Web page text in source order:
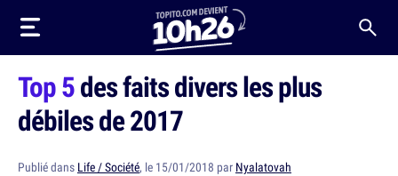
Top 5des faits divers les plus
débiles de 2017
Publié dans Life / Société, le 15/01/2018 par Nyalatovah